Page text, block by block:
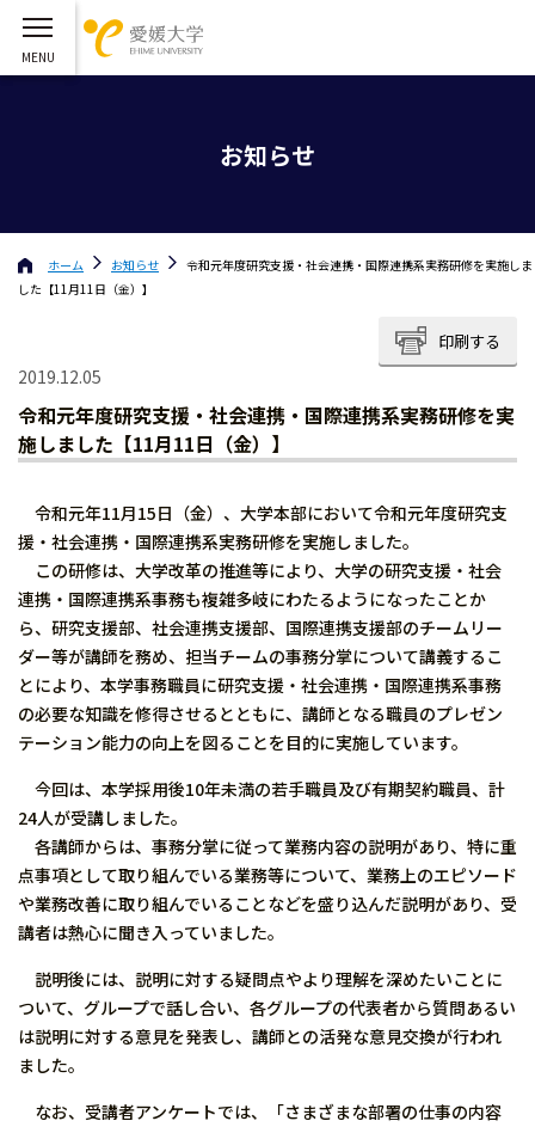
お知らせ
ホーム お知らせ
令和元年度研究支援・社会連携・国際連携系実務研修を実施しま
した【11月11日（金）】
印刷する
2019.12.05
令和元年度研究支援・社会連携・国際連携系実務研修を実
施しました【11月11日（金）】
令和元年11月15日（金）、大学本部において令和元年度研究支
援・社会連携・国際連携系実務研修を実施しました。
この研修は、大学改革の推進等により、大学の研究支援・社会
連携・国際連携系事務も複雑多岐にわたるようになったことか
ら、研究支援部、社会連携支援部、国際連携支援部のチームリー
ダー等が講師を務め、担当チームの事務分掌について講義するこ
とにより、本学事務職員に研究支援・社会連携・国際連携系事務
の必要な知識を修得させるとともに、講師となる職員のプレゼン
テーション能力の向上を図ることを目的に実施しています。
今回は、本学採用後10年未満の若手職員及び有期契約職員、計
24人が受講しました。
各講師からは、事務分掌に従って業務内容の説明があり、特に重
点事項として取り組んでいる業務等について、業務上のエピソード
や業務改善に取り組んでいることなどを盛り込んだ説明があり、受
講者は熱心に聞き入っていました。
説明後には、説明に対する疑問点やより理解を深めたいことに
ついて、グループで話し合い、各グループの代表者から質問あるい
は説明に対する意見を発表し、講師との活発な意見交換が行われ
ました。
なお、受講者アンケートでは、「さまざまな部署の仕事の内容